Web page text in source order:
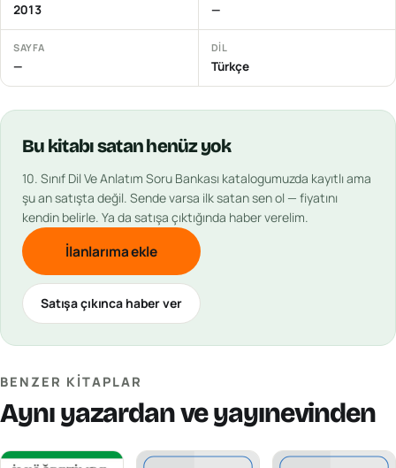
2013 —
SAYFA
—
DIL
Türkçe
Bu kitabısatan henüz yok
10. Sınıf Dil Ve Anlatım Soru Bankası katalogumuzda kayıtlı ama
şu an satışta değil. Sende varsa ilk satan sen ol — fiyatını
kendin belirle. Ya da satışa çıktığında haber verelim.
İlanlarıma ekle
Satışa çıkınca haber ver
BENZER KITAPLAR
Aynı yazardan ve yayınevinden